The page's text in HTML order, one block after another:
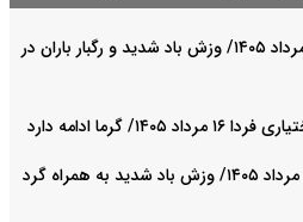
پیش بینی هوای کرمان فردا ۱۶ مرداد ۱۴۰۵/ وزش باد شدید و رگبار باران در
گرما ادامه دارد
پیش بینی هوای همدان فردا ۱۶ مرداد ۱۴۰۵/ وزش باد شدید به همراه گرد